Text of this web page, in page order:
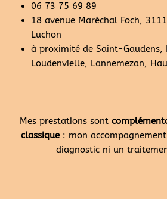
06 73 75 69 89
18 avenue Maréchal Foch,
Luchon
à proximité de Saint-Gaudens,
Loudenvielle, Lannemezan,
Mes prestations sont
classique : mon
diagnostic ni un